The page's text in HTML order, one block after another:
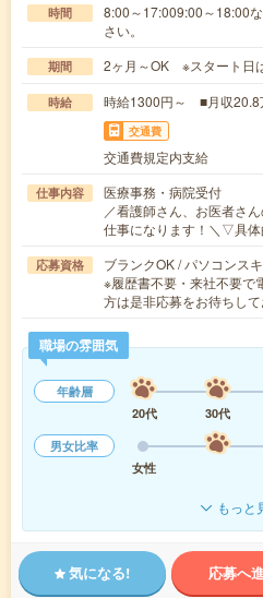
時間
8:00～17:009:00～18:00
さい。
期間 2ヶ月～OK ※スタート日
時給 時給1300円～ ■月収20.8
交通費
交通費規定内支給
仕事内容
医療事務・病院受付
／看護師さん、お医者さ
仕事になります！＼▽具
応募資格
ブランクOK / パソコンス
※履歴書不要・来社不要で
方は是非応募をお待ちし
職場の雰囲気
年齢層
20代
30代
男女比率
女性
もっと
気になる! 応募へ